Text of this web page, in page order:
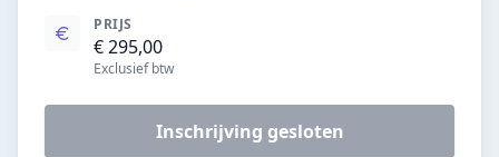
PRIJS
€ 295,00
Exclusief btw
Inschrijving gesloten